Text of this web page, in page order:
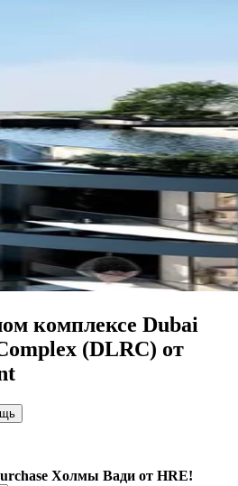
комплексе Dubai
(DLRC) от
Холмы Вади от HRE!